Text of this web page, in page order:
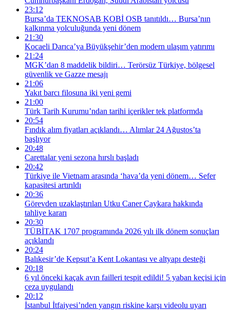
23:12
Bursa’da TEKNOSAB KOBİ OSB tanıtıldı… Bursa’nın
kalkınma yolculuğunda yeni dönem
21:30
Kocaeli Darıca’ya Büyükşehir’den modern ulaşım yatırımı
21:24
MGK’dan 8 maddelik bildiri… Terörsüz Türkiye, bölgesel
güvenlik ve Gazze mesajı
21:06
Yakıt barcı filosuna iki yeni gemi
21:00
Türk Tarih Kurumu’ndan tarihi içerikler tek platformda
20:54
Fındık alım fiyatları açıklandı… Alımlar 24 Ağustos’ta
başlıyor
20:48
Carettalar yeni sezona hırslı başladı
20:42
Türkiye ile Vietnam arasında ‘hava’da yeni dönem… Sefer
kapasitesi artırıldı
20:36
Görevden uzaklaştırılan Utku Caner Çaykara hakkında
tahliye kararı
20:30
TÜBİTAK 1707 programında 2026 yılı ilk dönem sonuçları
açıklandı
20:24
Balıkesir’de Kepsut’a Kent Lokantası ve altyapı desteği
20:18
6 yıl önceki kaçak avın failleri tespit edildi! 5 yaban keçisi için
ceza uygulandı
20:12
İstanbul İtfaiyesi’nden yangın riskine karşı videolu uyarı